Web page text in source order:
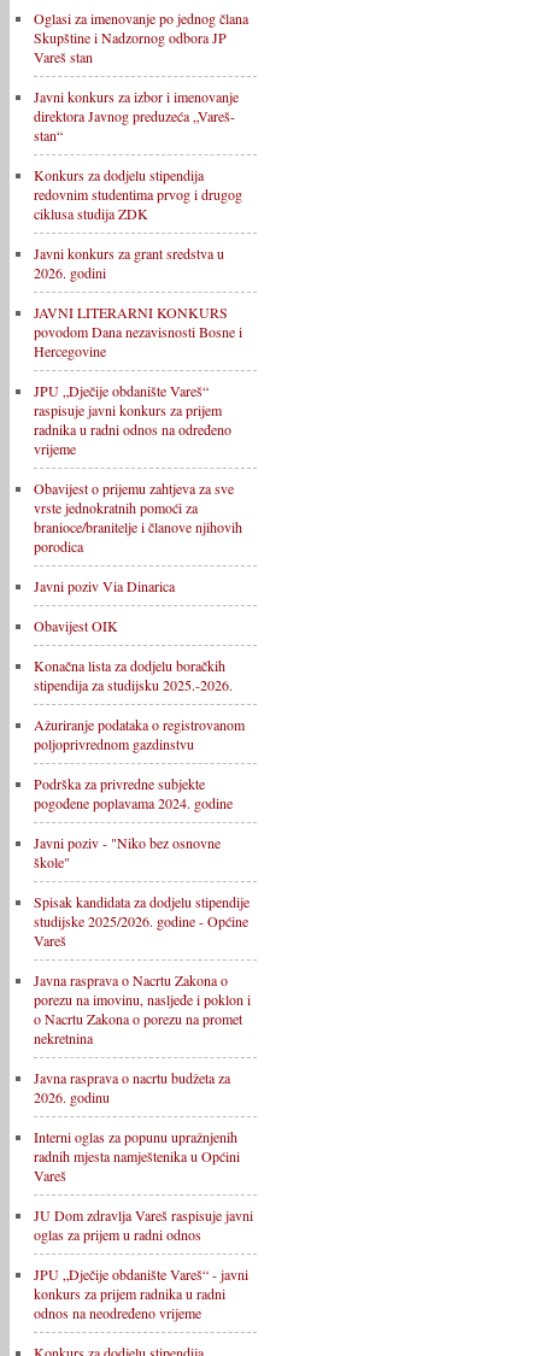
Oglasi za imenovanje po jednog člana
Skupštine i Nadzornog odbora JP
Vareš stan
Javni konkurs za izbor i imenovanje
direktora Javnog preduzeća „Vareš-
stan“
Konkurs za dodjelu stipendija
redovnim studentima prvog i drugog
ciklusa studija ZDK
Javni konkurs za grant sredstva u
2026. godini
JAVNI LITERARNI KONKURS
povodom Dana nezavisnosti Bosne i
Hercegovine
JPU „Dječije obdanište Vareš“
raspisuje javni konkurs za prijem
radnika u radni odnos na određeno
vrijeme
Obavijest o prijemu zahtjeva za sve
vrste jednokratnih pomoći za
branioce/branitelje i članove njihovih
porodica
Javni poziv Via Dinarica
Obavijest OIK
Konačna lista za dodjelu boračkih
stipendija za studijsku 2025.-2026.
Ažuriranje podataka o registrovanom
poljoprivrednom gazdinstvu
Podrška za privredne subjekte
pogođene poplavama 2024. godine
Javni poziv - "Niko bez osnovne
škole"
Spisak kandidata za dodjelu stipendije
studijske 2025/2026. godine - Općine
Vareš
Javna rasprava o Nacrtu Zakona o
porezu na imovinu, nasljeđe i poklon i
o Nacrtu Zakona o porezu na promet
nekretnina
Javna rasprava o nacrtu budžeta za
2026. godinu
Interni oglas za popunu upražnjenih
radnih mjesta namještenika u Općini
Vareš
JU Dom zdravlja Vareš raspisuje javni
oglas za prijem u radni odnos
JPU „Dječije obdanište Vareš“ - javni
konkurs za prijem radnika u radni
odnos na neodređeno vrijeme